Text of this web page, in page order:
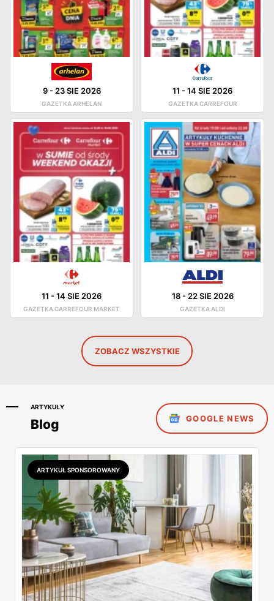
9- 23 SIE 2026
GAZETKA ARHELAN
11 -14 SIE 2026
GAZETKA CARREFOUR
11 -14 SIE 2026
GAZETKA CARREFOUR MARKET
18- 22 SIE 2026
GAZETKA ALDI
ZOBACZ WSZYSTKIE
ARTYKUŁY
Blog GOOGLE NEWS
ARTYKUŁ SPONSOROWANY